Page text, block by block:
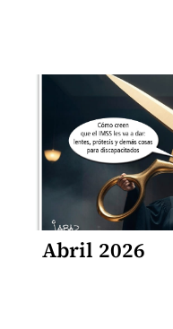
Abril 2026